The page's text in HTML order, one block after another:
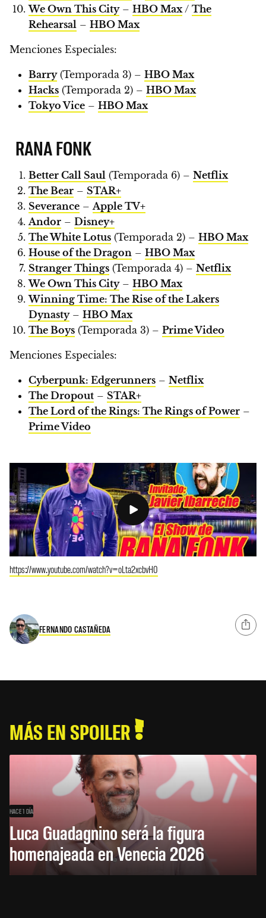
We Own This City– HBO Max / The
Rehearsal – HBO Max
Menciones Especiales:
Barry(Temporada 3) – HBO Max
Hacks (Temporada 2) – HBO Max
Tokyo Vice – HBO Max
RANA FONK
Better Call Saul (Temporada 6) – Netflix
The Bear – STAR+
Severance – Apple TV+
Andor – Disney+
The White Lotus (Temporada 2) – HBO Max
House of the Dragon – HBO Max
Stranger Things (Temporada 4) – Netflix
We Own This City– HBO Max
Winning Time: The Rise of the Lakers
Dynasty– HBO Max
The Boys (Temporada 3) – Prime Video
Menciones Especiales:
Cyberpunk: Edgerunners – Netflix
The Dropout – STAR+
The Lord of the Rings: The Rings of Power –
Prime Video
https://www.youtube.com/watch?v=oLta2xcbvH0
FERNANDO CASTAÑEDA
MÁS EN SPOILER
HACE 1 DÍA
Luca Guadagnino será la figura
homenajeada en Venecia 2026